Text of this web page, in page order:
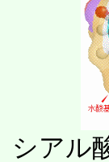
シアル